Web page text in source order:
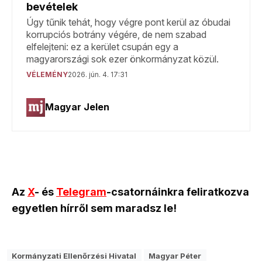
Az X- és Telegram-csatornáinkra feliratkozva
egyetlen hírről sem maradsz le!
Kormányzati Ellenőrzési Hivatal
Magyar Péter